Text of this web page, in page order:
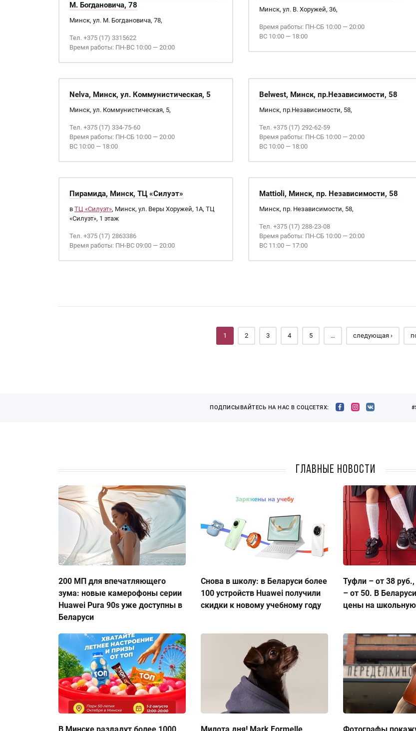
М. Богдановича, 78
Минск, ул. М. Богдановича, 78,
Тел. +375 (17) 3315622
Время работы: ПН-ВС 10:00 — 20:00
Минск, ул. В. Хоружей, 36,
Время работы: ПН-СБ 10:00 — 20:00
ВС 10:00 — 18:00
Nelva, Минск, ул. Коммунистическая, 5
Минск, ул. Коммунистическая, 5,
Тел. +375 (17) 334-75-60
Время работы: ПН-СБ 10:00 — 20:00
ВС 10:00 — 18:00
Belwest, Минск, пр.Независимости, 58
Минск, пр.Независимости, 58,
Тел. +375 (17) 292-62-59
Время работы: ПН-СБ 10:00 — 20:00
ВС 10:00 — 18:00
Пирамида, Минск, ТЦ «Силуэт»
в ТЦ «Силуэт», Минск, ул. Веры Хоружей, 1А, ТЦ
«Силуэт», 1 этаж
Тел. +375 (17) 2863386
Время работы: ПН-ВС 09:00 — 20:00
Mattioli, Минск, пр. Независимости, 58
Минск, пр. Независимости, 58,
Тел. +375 (17) 288-23-08
Время работы: ПН-СБ 10:00 — 20:00
ВС 11:00 — 17:00
1 2 3 4 5 … следующая ›
ПОДПИСЫВАЙТЕСЬ НА НАС В СОЦСЕТЯХ:
Главные новости
200 МП для впечатляющего
зума: новые камерофоны серии
Huawei Pura 90s уже доступны в
Беларуси
Снова в школу: в Беларуси более
100 устройств Huawei получили
скидки к новому учебному году
Туфли – от 38
– от 50. В
цены на